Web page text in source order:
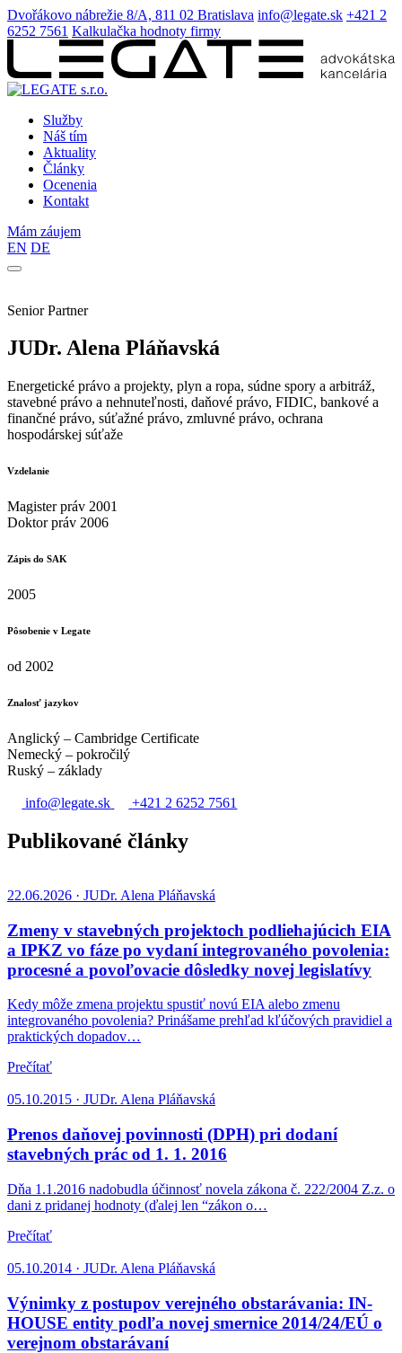
Dvořákovo nábrežie 8/A, 811 02 Bratislava info@legate.sk +421 2
6252 7561 Kalkulačka hodnoty firmy
Služby
Náš tím
Aktuality
Články
Ocenenia
Kontakt
Mám záujem
EN DE
Senior Partner
JUDr. Alena Pláňavská
Energetické právo a projekty, plyn a ropa, súdne spory a arbitráž,
stavebné právo a nehnuteľnosti, daňové právo, FIDIC, bankové a
finančné právo, súťažné právo, zmluvné právo, ochrana
hospodárskej súťaže
Vzdelanie
Magister práv 2001
Doktor práv 2006
Zápis do SAK
2005
Pôsobenie v Legate
od 2002
Znalosť jazykov
Anglický – Cambridge Certificate
Nemecký – pokročilý
Ruský – základy
info@legate.sk +421 2 6252 7561
Publikované články
22.06.2026 · JUDr. Alena Pláňavská
Zmeny v stavebných projektoch podliehajúcich EIA
a IPKZ vo fáze po vydaní integrovaného povolenia:
procesné a povoľovacie dôsledky novej legislatívy
Kedy môže zmena projektu spustiť novú EIA alebo zmenu
integrovaného povolenia? Prinášame prehľad kľúčových pravidiel a
praktických dopadov…
Prečítať
05.10.2015 · JUDr. Alena Pláňavská
Prenos daňovej povinnosti (DPH) pri dodaní
stavebných prác od 1. 1. 2016
Dňa 1.1.2016 nadobudla účinnosť novela zákona č. 222/2004 Z.z. o
dani z pridanej hodnoty (ďalej len “zákon o…
Prečítať
05.10.2014 · JUDr. Alena Pláňavská
Výnimky z postupov verejného obstarávania: IN-
HOUSE entity podľa novej smernice 2014/24/EÚ o
verejnom obstarávaní